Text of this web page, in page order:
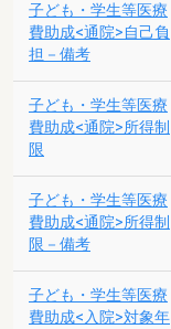
子ども・学生等医療
費助成<通院>自己負
担－備考
子ども・学生等医療
費助成<通院>所得制
限
子ども・学生等医療
費助成<通院>所得制
限－備考
子ども・学生等医療
費助成<入院>対象年